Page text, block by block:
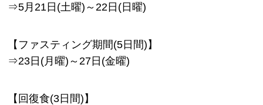
⇒5月21日(土曜)～22日(日曜)
【ファスティング期間(5日間)】
⇒23日(月曜)～27日(金曜)
【回復食(3日間)】